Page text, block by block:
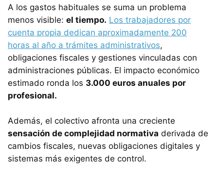
A los gastos habituales se suma un problema
menos visible: el tiempo. Los trabajadores por
cuenta propia dedican aproximadamente 200
horas al año a trámites administrativos,
obligaciones fiscales y gestiones vinculadas con
administraciones públicas. El impacto económico
estimado ronda los 3.000 euros anuales por
profesional.
Además, el colectivo afronta una creciente
sensación de complejidad normativa derivada de
cambios fiscales, nuevas obligaciones digitales y
sistemas más exigentes de control.